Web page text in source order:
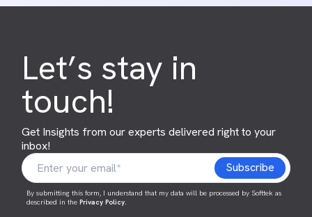
Let’s stay in
touch!
Get Insights from our experts delivered right to your
inbox!
By submitting this form, I understand that my data will be processed by Softtek as
described in thePrivacy Policy.